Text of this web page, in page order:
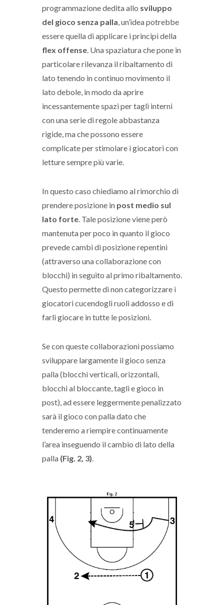
programmazione dedita allo sviluppo
del gioco senza palla , un’idea potrebbe
essere quella di applicare i principi della
flex offense . Una spaziatura che pone in
particolare rilevanza il ribaltamento di
lato tenendo in continuo movimento il
lato debole, in modo da aprire
incessantemente spazi per tagli interni
con una serie di regole abbastanza
rigide, ma che possono essere
complicate per stimolare i giocatori con
letture sempre più varie.
In questo caso chiediamo al rimorchio di
prendere posizione in post medio sul
lato forte . Tale posizione viene però
mantenuta per poco in quanto il gioco
prevede cambi di posizione repentini
(attraverso una collaborazione con
blocchi) in seguito al primo ribaltamento.
Questo permette di non categorizzare i
giocatori cucendogli ruoli addosso e di
farli giocare in tutte le posizioni.
Se con queste collaborazioni possiamo
sviluppare largamente il gioco senza
palla (blocchi verticali, orizzontali,
blocchi al bloccante, tagli e gioco in
post), ad essere leggermente penalizzato
sarà il gioco con palla dato che
tenderemo a riempire continuamente
l’area inseguendo il cambio di lato della
palla (Fig. 2, 3)